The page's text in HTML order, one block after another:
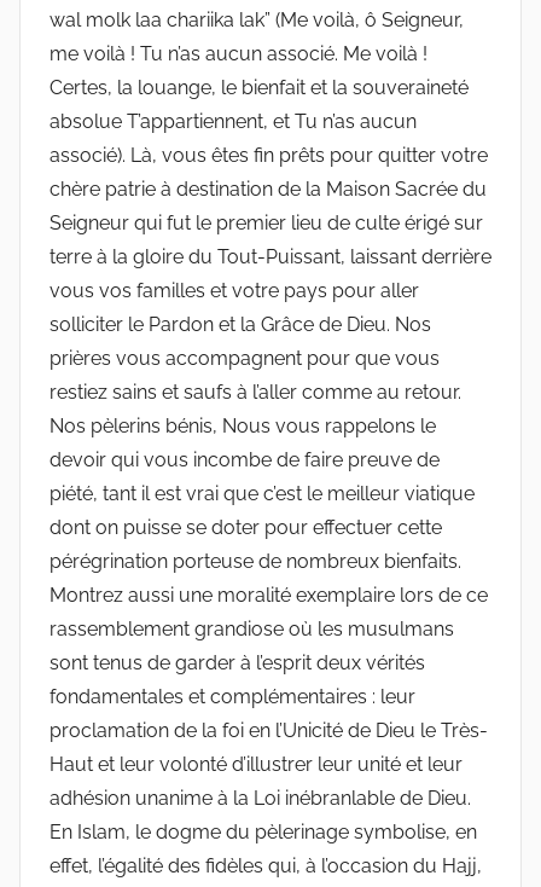
wal molk laa chariika lak” (Me voilà, ô Seigneur,
me voilà ! Tu n’as aucun associé. Me voilà !
Certes, la louange, le bienfait et la souveraineté
absolue T’appartiennent, et Tu n’as aucun
associé). Là, vous êtes fin prêts pour quitter votre
chère patrie à destination de la Maison Sacrée du
Seigneur qui fut le premier lieu de culte érigé sur
terre à la gloire du Tout-Puissant, laissant derrière
vous vos familles et votre pays pour aller
solliciter le Pardon et la Grâce de Dieu. Nos
prières vous accompagnent pour que vous
restiez sains et saufs à l’aller comme au retour.
Nos pèlerins bénis, Nous vous rappelons le
devoir qui vous incombe de faire preuve de
piété, tant il est vrai que c’est le meilleur viatique
dont on puisse se doter pour effectuer cette
pérégrination porteuse de nombreux bienfaits.
Montrez aussi une moralité exemplaire lors de ce
rassemblement grandiose où les musulmans
sont tenus de garder à l’esprit deux vérités
fondamentales et complémentaires : leur
proclamation de la foi en l’Unicité de Dieu le Très-
Haut et leur volonté d’illustrer leur unité et leur
adhésion unanime à la Loi inébranlable de Dieu.
En Islam, le dogme du pèlerinage symbolise, en
effet, l’égalité des fidèles qui, à l’occasion du Hajj,